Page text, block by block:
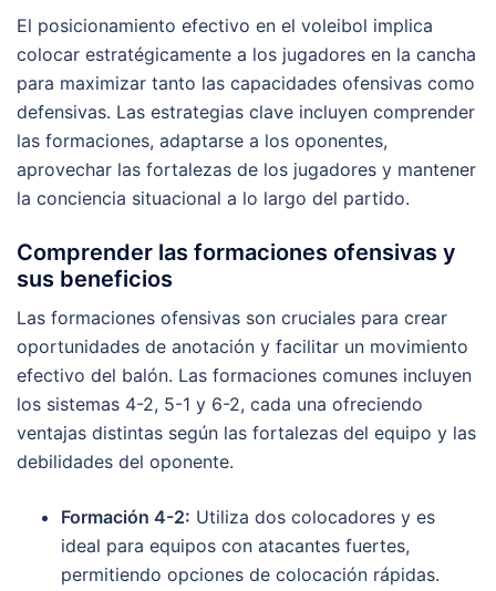
El posicionamiento efectivo en el voleibol implica
colocar estratégicamente a los jugadores en la cancha
para maximizar tanto las capacidades ofensivas como
defensivas. Las estrategias clave incluyen comprender
las formaciones, adaptarse a los oponentes,
aprovechar las fortalezas de los jugadores y mantener
la conciencia situacional a lo largo del partido.
Comprender las formaciones ofensivas y
sus beneficios
Las formaciones ofensivas son cruciales para crear
oportunidades de anotación y facilitar un movimiento
efectivo del balón. Las formaciones comunes incluyen
los sistemas 4-2, 5-1 y 6-2, cada una ofreciendo
ventajas distintas según las fortalezas del equipo y las
debilidades del oponente.
Formación 4-2: Utiliza dos colocadores y es
ideal para equipos con atacantes fuertes,
permitiendo opciones de colocación rápidas.